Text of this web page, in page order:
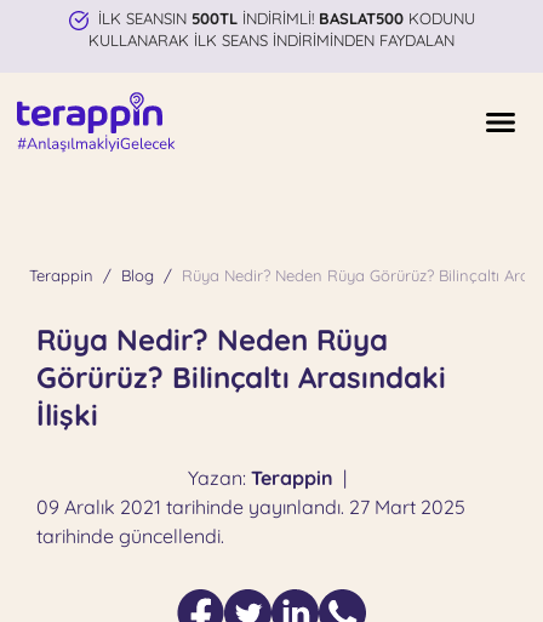
İLK SEANSIN 500TLİNDİRİMLİ! BASLAT500KODUNU
KULLANARAK İLK SEANS İNDİRİMİNDEN FAYDALAN
Terappin Blog Rüya Nedir? Neden Rüya Görürüz? Bilinçaltı
Rüya Nedir? Neden Rüya
Görürüz? Bilinçaltı Arasındaki
İlişki
Yazan: Terappin |
09 Aralık 2021 tarihinde yayınlandı. 27 Mart 2025
tarihinde güncellendi.